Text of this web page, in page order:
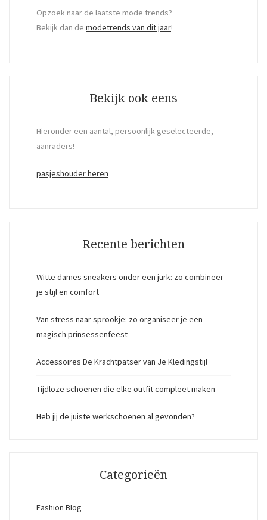
Opzoek naar de laatste mode trends?
Bekijk dan de modetrends van dit jaar!
Bekijk ook eens
Hieronder een aantal, persoonlijk geselecteerde,
aanraders!
pasjeshouder heren
Recente berichten
Witte dames sneakers onder een jurk: zo combineer
je stijl en comfort
Van stress naar sprookje: zo organiseer je een
magisch prinsessenfeest
Accessoires De Krachtpatser van Je Kledingstijl
Tijdloze schoenen die elke outfit compleet maken
Heb jij de juiste werkschoenen al gevonden?
Categorieën
Fashion Blog